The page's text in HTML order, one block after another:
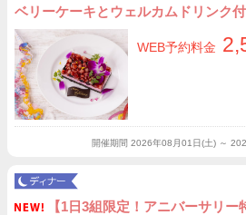
ベリーケーキとウェルカムドリンク
WEB予約料金
開催期間 2026年08月01日(土) ～
【1日3組限定！アニバーサリ